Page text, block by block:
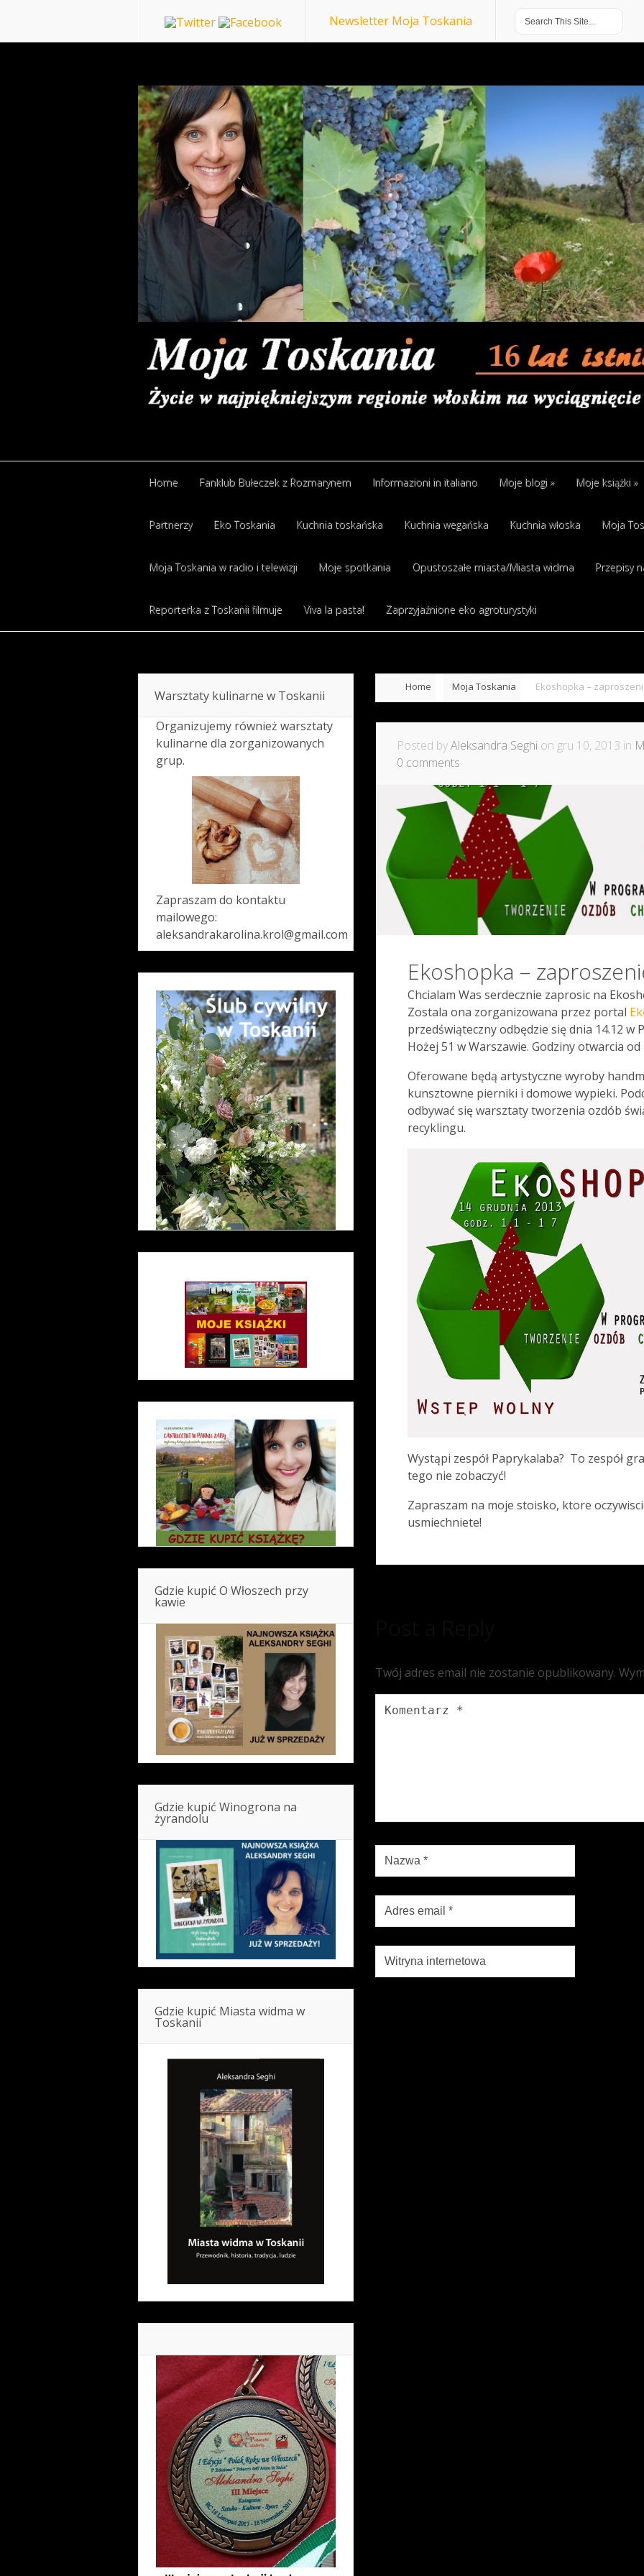
Newsletter Moja Toskania
Home Fanklub Bułeczek z Rozmarynem Informazioni in italiano Moje blogi » Moje książki »
Partnerzy Eko Toskania Kuchnia toskańska Kuchnia wegańska Kuchnia włoska Moja
Moja Toskania w radio i telewizji Moje spotkania Opustoszałe miasta/Miasta widma Przepisy
Reporterka z Toskanii filmuje Viva la pasta! Zaprzyjaźnione eko agroturystyki
Home Moja Toskania Ekoshopka –
Posted byAleksandra Seghi on gru 10, 2013 in
0 comments
Ekoshopka –
Chcialam Was serdecznie zaprosic na
Zostala ona zorganizowana przez portal
przedświąteczny odbędzie się dnia 14.12 w
Hożej 51 w Warszawie. Godziny otwarcia od
Oferowane będą artystyczne wyroby
kunsztowne pierniki i domowe wypieki.
odbywać się warsztaty tworzenia ozdób
recyklingu.
Wystąpi zespół Paprykalaba? To zespół
tego nie zobaczyć!
Zapraszam na moje stoisko, ktore
usmiechniete!
Twój adres email nie zostanie opublikowany.
Warsztaty kulinarne w Toskanii
Organizujemy również warsztaty
kulinarne dla zorganizowanych
grup.
Zapraszam do kontaktu
mailowego:
aleksandrakarolina.krol@gmail.com
Gdzie kupić O Włoszech przy
kawie
Gdzie kupić Winogrona na
żyrandolu
Gdzie kupić Miasta widma w
Toskanii